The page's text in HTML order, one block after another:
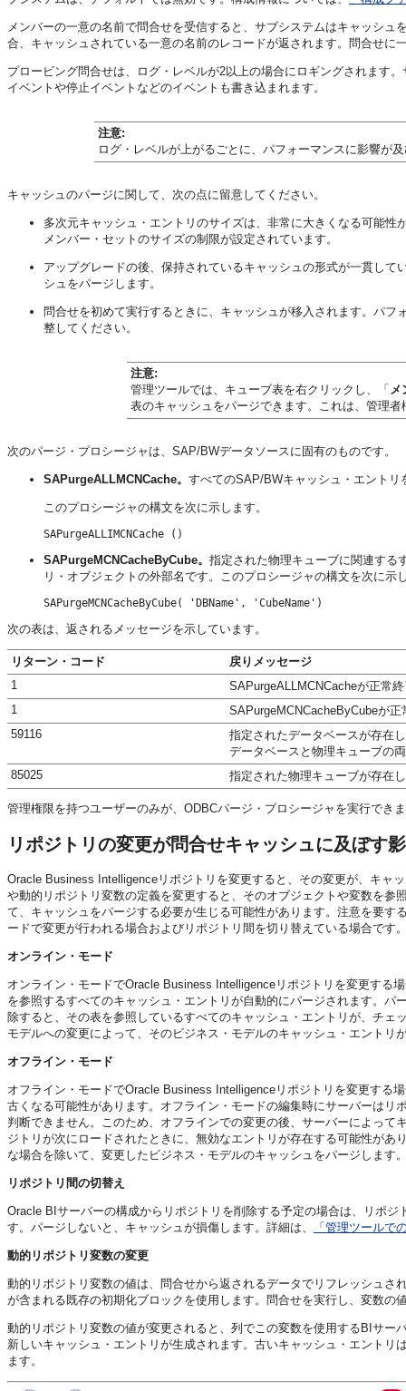
メンバーの一意の名前で問合せを受信すると、サブシステムはキャッシ
合、キャッシュされている一意の名前のレコードが返されます。問合せ
プロービング問合せは、ログ・レベルが2以上の場合にロギングされます
イベントや停止イベントなどのイベントも書き込まれます。
注意:
ログ・レベルが上がるごとに、パフォーマンスに影響が
キャッシュのパージに関して、次の点に留意してください。
多次元キャッシュ・エントリのサイズは、非常に大きくなる可能性
メンバー・セットのサイズの制限が設定されています。
アップグレードの後、保持されているキャッシュの形式が一貫し
シュをパージします。
問合せを初めて実行するときに、キャッシュが移入されます。パ
整してください。
注意:
管理ツールでは、キューブ表を右クリックし、「 メ
表のキャッシュをパージできます。これは、管理
次のパージ・プロシージャは、SAP/BWデータソースに固有のものです。
SAPurgeALLMCNCache。 すべてのSAP/BWキャッシュ・エントリ
このプロシージャの構文を次に示します。
SAPurgeMCNCacheByCube。 指定された物理キューブに関連する
リ・オブジェクトの外部名です。このプロシージャの構文を次に示
次の表は、返されるメッセージを示しています。
リターン・コード
戻りメッセージ
1
SAPurgeALLMCNCacheが正常
1
SAPurgeMCNCacheByCubeが
59116
指定されたデータベースが存在
データベースと物理キューブの
85025
指定された物理キューブが存在
管理権限を持つユーザーのみが、ODBCパージ・プロシージャを実行でき
リポジトリの変更が問合せキャッシュに及ぼす
Oracle Business Intelligence リポジトリを変更すると、その変更が、キャ
や動的リポジトリ変数の定義を変更すると、そのオブジェクトや変数を
て、キャッシュをパージする必要が生じる可能性があります。注意を要
ードで変更が行われる場合およびリポジトリ間を切り替えている場合です
オンライン・モード
オンライン・モードでOracle Business Intelligence リポジトリを変更する
を参照するすべてのキャッシュ・エントリが自動的にパージされます。
除すると、その表を参照しているすべてのキャッシュ・エントリが、チ
モデルへの変更によって、そのビジネス・モデルのキャッシュ・エントリ
オフライン・モード
オフライン・モードでOracle Business Intelligence リポジトリを変更する
古くなる可能性があります。オフライン・モードの編集時にサーバーは
判断できません。このため、オフラインでの変更の後、サーバーによっ
ジトリが次にロードされたときに、無効なエントリが存在する可能性が
な場合を除いて、変更したビジネス・モデルのキャッシュをパージします
リポジトリ間の切替え
Oracle BIサーバーの構成からリポジトリを削除する予定の場合は、リポ
す。パージしないと、キャッシュが損傷します。詳細は、
「管理ツールで
動的リポジトリ変数の変更
動的リポジトリ変数の値は、問合せから返されるデータでリフレッシュ
が含まれる既存の初期化ブロックを使用します。問合せを実行し、変数
動的リポジトリ変数の値が変更されると、列でこの変数を使用する BIサー
新しいキャッシュ・エントリが生成されます。古いキャッシュ・エント
ます。